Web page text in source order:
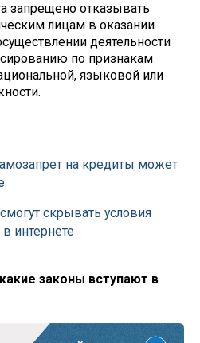
запрещено отказывать
лицам в оказании
деятельности
по признакам
языковой или
на кредиты может
скрывать условия
интернете
законы вступают в